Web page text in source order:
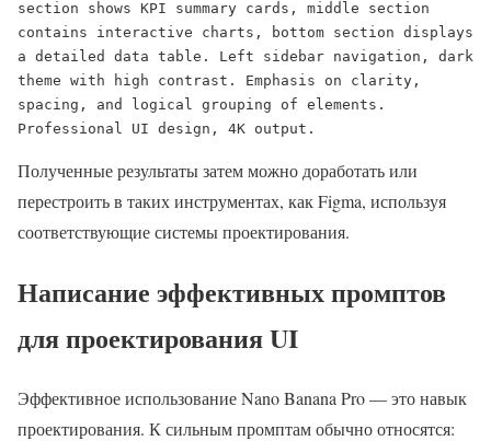
section shows KPI summary cards, middle section
contains interactive charts, bottom section displays
a detailed data table. Left sidebar navigation, dark
theme with high contrast. Emphasis on clarity,
spacing, and logical grouping of elements.
Professional UI design, 4K output.
Полученные результаты затем можно доработать или
перестроить в таких инструментах, как Figma, используя
соответствующие системы проектирования.
Написание эффективных промптов
для проектирования UI
Эффективное использование Nano Banana Pro — это навык
проектирования. К сильным промптам обычно относятся: